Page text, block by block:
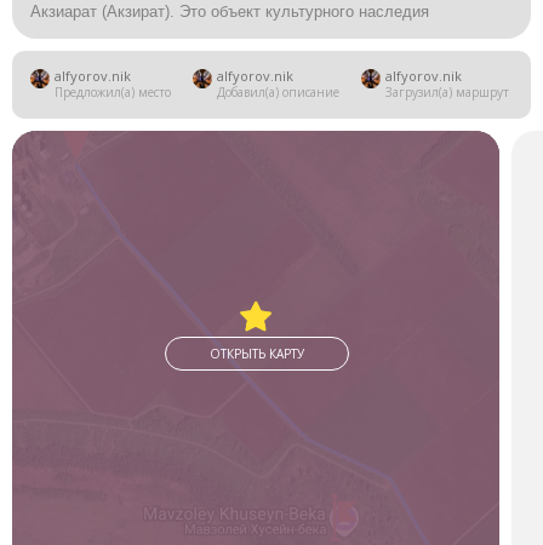
Акзиарат (Акзират). Это объект культурного наследия
святыня.
alfyorov.nik
Предложил(а) место
alfyorov.nik
Добавил(а) описание
alfyorov.nik
Загрузил(а) маршрут
ОТКРЫТЬ КАРТУ